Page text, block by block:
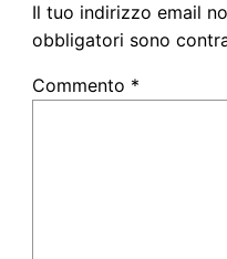
Il tuo indirizzo email
obbligatori sono
Commento *